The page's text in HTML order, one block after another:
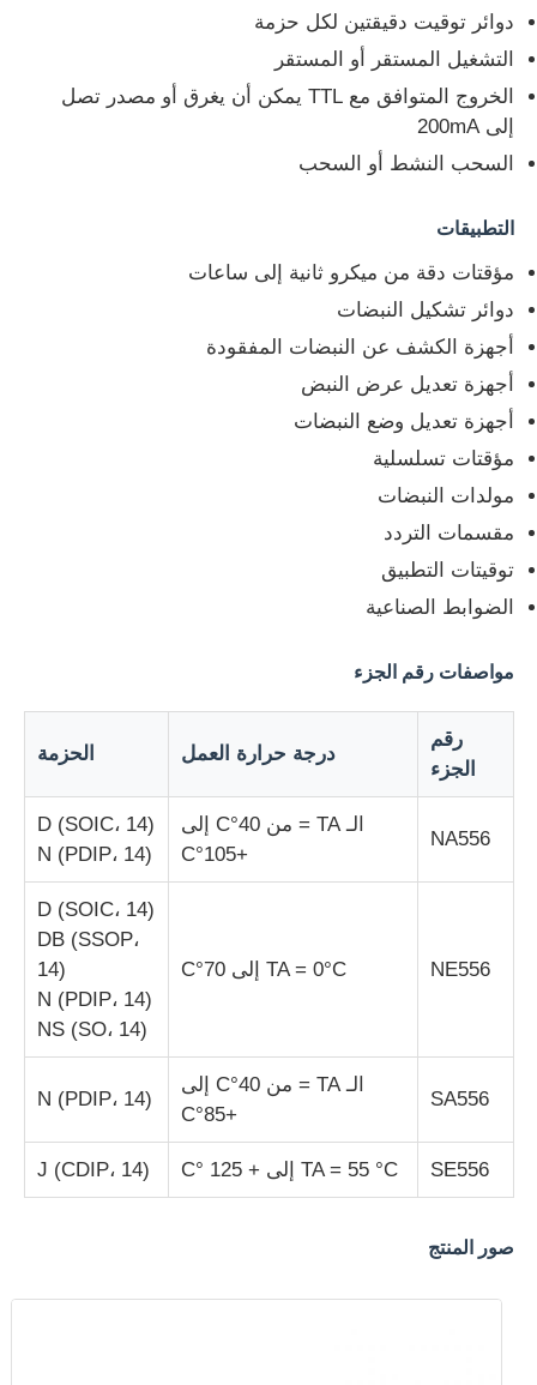
الصفحة الرئيسية
المنتجات
فيديوهات
حولنا
اتصل بنا
وحدة متحكم MCU
نظام على رقاقة
وحدة تحكم MPU
دوائر توقيت دقيقتين لكل حزمة
التشغيل المستقر أو المستقر
الخروج المتوافق مع TTL يمكن أن يغرق أو مصدر تصل
إلى 200mA
السحب النشط أو السحب
التطبيقات
مؤقتات دقة من ميكرو ثانية إلى ساعات
دوائر تشكيل النبضات
أجهزة الكشف عن النبضات المفقودة
أجهزة تعديل عرض النبض
أجهزة تعديل وضع النبضات
مؤقتات تسلسلية
مولدات النبضات
مقسمات التردد
توقيتات التطبيق
الضوابط الصناعية
مواصفات رقم الجزء
رقم
الجزء
درجة حرارة العمل الحزمة
NA556
الـ TA = من 40°C إلى
+105°C
D (SOIC، 14)
N (PDIP، 14)
NE556 TA = 0°C إلى 70°C
D (SOIC، 14)
DB (SSOP،
14)
N (PDIP، 14)
NS (SO، 14)
SA556
الـ TA = من 40°C إلى
+85°C
N (PDIP، 14)
SE556 TA = 55 °C إلى + 125 °C J (CDIP، 14)
صور المنتج